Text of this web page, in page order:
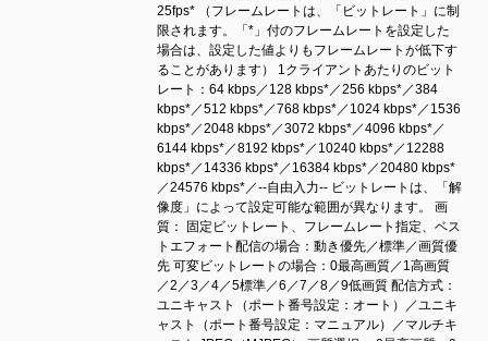
25fps* （フレームレートは、「ビットレート」に制
限されます。「*」付のフレームレートを設定した
場合は、設定した値よりもフレームレートが低下す
ることがあります） 1クライアントあたりのビット
レート：64 kbps／128 kbps*／256 kbps*／384
kbps*／512 kbps*／768 kbps*／1024 kbps*／1536
kbps*／2048 kbps*／3072 kbps*／4096 kbps*／
6144 kbps*／8192 kbps*／10240 kbps*／12288
kbps*／14336 kbps*／16384 kbps*／20480 kbps*
／24576 kbps*／--自由入力-- ビットレートは、「解
像度」によって設定可能な範囲が異なります。 画
質： 固定ビットレート、フレームレート指定、ベス
トエフォート配信の場合：動き優先／標準／画質優
先 可変ビットレートの場合：0最高画質／1高画質
／2／3／4／5標準／6／7／8／9低画質 配信方式：
ユニキャスト（ポート番号設定：オート）／ユニキ
ャスト（ポート番号設定：マニュアル）／マルチキ